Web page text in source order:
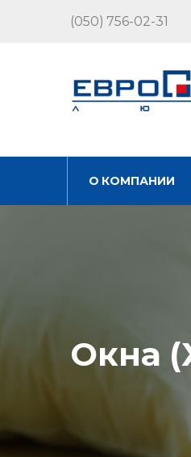
(050) 756-02-31
О КОМПАНИИ
Окна